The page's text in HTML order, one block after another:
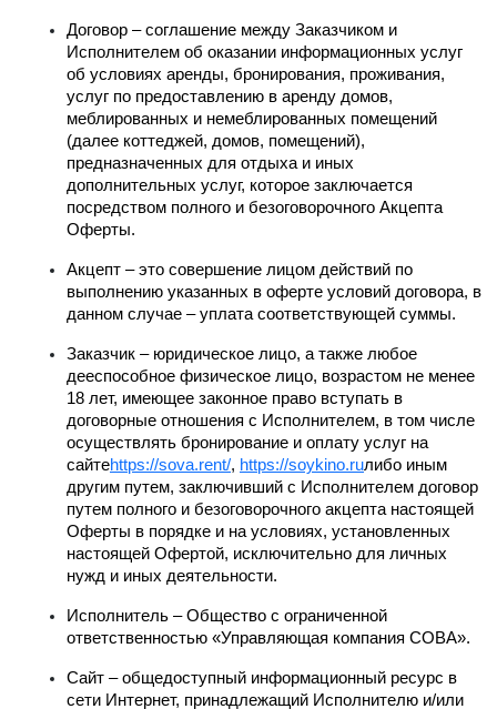
Договор – соглашение между Заказчиком и
Исполнителем об оказании информационных услуг
об условиях аренды, бронирования, проживания,
услуг по предоставлению в аренду домов,
меблированных и немеблированных помещений
(далее коттеджей, домов, помещений),
предназначенных для отдыха и иных
дополнительных услуг, которое заключается
посредством полного и безоговорочного Акцепта
Оферты.
Акцепт – это совершение лицом действий по
выполнению указанных в оферте условий договора, в
данном случае – уплата соответствующей суммы.
Заказчик – юридическое лицо, а также любое
дееспособное физическое лицо, возрастом не менее
18 лет, имеющее законное право вступать в
договорные отношения с Исполнителем, в том числе
осуществлять бронирование и оплату услуг на
сайтеhttps://sova.rent/, https://soykino.ruлибо иным
другим путем, заключивший с Исполнителем договор
путем полного и безоговорочного акцепта настоящей
Оферты в порядке и на условиях, установленных
настоящей Офертой, исключительно для личных
нужд и иных деятельности.
Исполнитель – Общество с ограниченной
ответственностью «Управляющая компания СОВА».
Сайт – общедоступный информационный ресурс в
сети Интернет, принадлежащий Исполнителю и/или